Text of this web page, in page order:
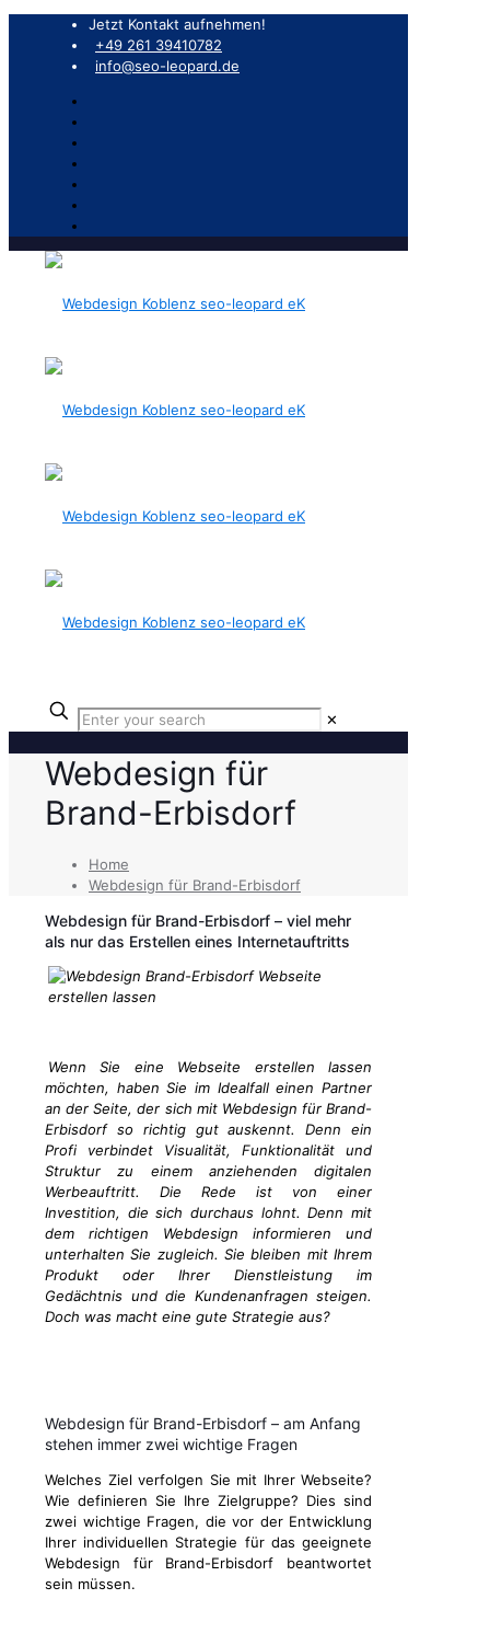
Jetzt Kontakt aufnehmen!
+49 261 39410782
info@seo-leopard.de
✕
Webdesign für
Brand-Erbisdorf
Home
Webdesign für Brand-Erbisdorf
Webdesign für Brand-Erbisdorf – viel mehr
als nur das Erstellen eines Internetauftritts
Wenn Sie eine Webseite erstellen lassen
möchten, haben Sie im Idealfall einen Partner
an der Seite, der sich mit Webdesign für Brand-
Erbisdorf so richtig gut auskennt. Denn ein
Profi verbindet Visualität, Funktionalität und
Struktur zu einem anziehenden digitalen
Werbeauftritt. Die Rede ist von einer
Investition, die sich durchaus lohnt. Denn mit
dem richtigen Webdesign informieren und
unterhalten Sie zugleich. Sie bleiben mit Ihrem
Produkt oder Ihrer Dienstleistung im
Gedächtnis und die Kundenanfragen steigen.
Doch was macht eine gute Strategie aus?
Webdesign für Brand-Erbisdorf – am Anfang
stehen immer zwei wichtige Fragen
Welches Ziel verfolgen Sie mit Ihrer Webseite?
Wie definieren Sie Ihre Zielgruppe? Dies sind
zwei wichtige Fragen, die vor der Entwicklung
Ihrer individuellen Strategie für das geeignete
Webdesign für Brand-Erbisdorf beantwortet
sein müssen.